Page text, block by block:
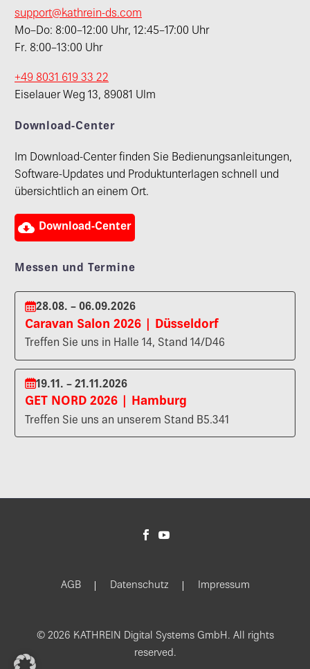
support@kathrein-ds.com
Mo–Do: 8:00–12:00 Uhr, 12:45–17:00 Uhr
Fr. 8:00–13:00 Uhr
+49 8031 619 33 22
Eiselauer Weg 13, 89081 Ulm
Download-Center
Im Download-Center finden Sie Bedienungsanleitungen,
Software-Updates und Produktunterlagen schnell und
übersichtlich an einem Ort.
 Download-Center
Messen und Termine
28.08. – 06.09.2026
Caravan Salon 2026 | Düsseldorf
Treffen Sie uns in Halle 14, Stand 14/D46
19.11. – 21.11.2026
GET NORD 2026 | Hamburg
Treffen Sie uns an unserem Stand B5.341
AGB Datenschutz Impressum
© 2026 KATHREIN Digital Systems GmbH. All rights
reserved.